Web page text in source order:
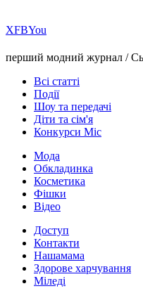
ХFBYou
перший модний журнал /
Всі статті
Події
Шоу та передачі
Діти та сім'я
Конкурси Міс
Мода
Обкладинка
Косметика
Фішки
Відео
Доступ
Контакти
Нашамама
Здорове харчування
Міледі